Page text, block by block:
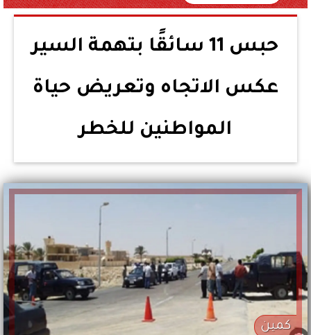
حبس 11 سائقًا بتهمة السير
عكس الاتجاه وتعريض حياة
المواطنين للخطر
كمين